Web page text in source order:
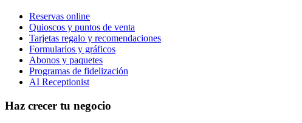
Reservas online
Quioscos y puntos de venta
Tarjetas regalo y recomendaciones
Formularios y gráficos
Abonos y paquetes
Programas de fidelización
AI Receptionist
Haz crecer tu negocio